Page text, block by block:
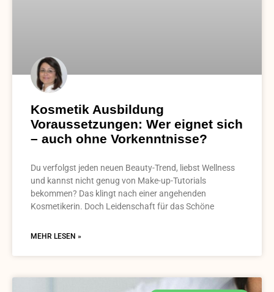
Kosmetik Ausbildung
Voraussetzungen: Wer eignet sich
– auch ohne Vorkenntnisse?
Du verfolgst jeden neuen Beauty-Trend, liebst Wellness
und kannst nicht genug von Make-up-Tutorials
bekommen? Das klingt nach einer angehenden
Kosmetikerin. Doch Leidenschaft für das Schöne
MEHR LESEN »